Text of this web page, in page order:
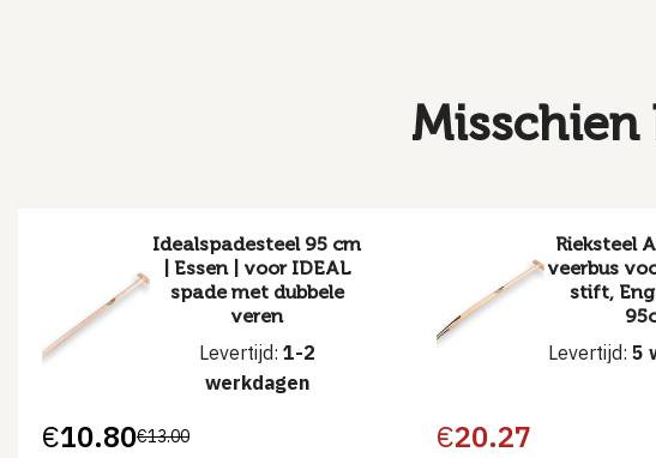
Idealspadesteel 95 cm
| Essen | voor IDEAL
spade met dubbele
veren
Levertijd: 1-2
werkdagen
€13.00
Oorspronkelijke
€10.80
Huidige
Rieksteel
veerbus
stift,
Levertijd:5
€20.27